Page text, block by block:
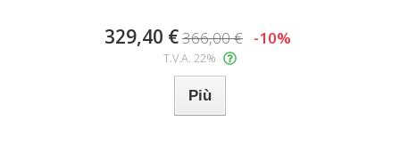
329,40 €366,00 € -10%
T.V.A. 22%
Più